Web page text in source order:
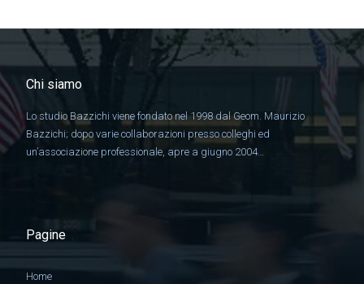
Chi siamo
Lo studio Bazzichi viene fondato nel 1998 dal Geom. Maurizio
Bazzichi; dopo varie collaborazioni presso colleghi ed
un’associazione professionale, apre a giugno 2004…
Pagine
Home